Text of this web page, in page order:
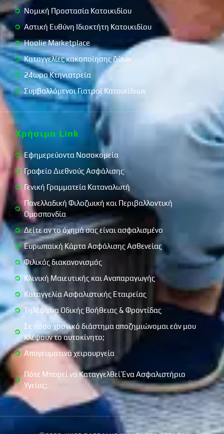
Νομική Προστασία Κατοικιδίου
Αστική Ευθύνη Ιδιοκτήτη Κατοικιδίου
Hoolie Marketplace
Καταγγελίες κακοποίησης ζώων
24ωρα Κτηνιατρεία
Συμβαλλόμενοι Γιατροί Κατοικίδιων
Χρήσιμα Link
Εφημερεύοντα Νοσοκομεία
Γραφείο Διεθνούς Ασφάλισης
Γενική Γραμματεία Καταναλωτή
Πανελλαδική Φιλοζωική και Περιβαλλοντική
Ομοσπονδία
Δείτε αν το όχημά σας είναι ασφαλισμένο
Ευρωπαϊκή Κάρτα Ασφάλισης Ασθενείας
Φιλικός διακανονισμός
Κλινική Μαιευτικής και Αναπαραγωγής
Καταγγελία Ασφαλιστικής Εταιρείας
Τηλέφωνα Οδικής Βοήθειας & Φροντίδας
Σε πόσο χρονικό διάστημα αποζημιώνομαι εάν μου
κλέψουν το αυτοκίνητο;
Απογευματινά χειρουργεία
Πότε Μπορεί να Καταγγελθεί Ένα Ασφαλιστήριο
Υγείας;